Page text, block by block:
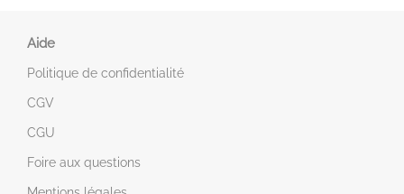
Aide
Politique de confidentialité
CGV
CGU
Foire aux questions